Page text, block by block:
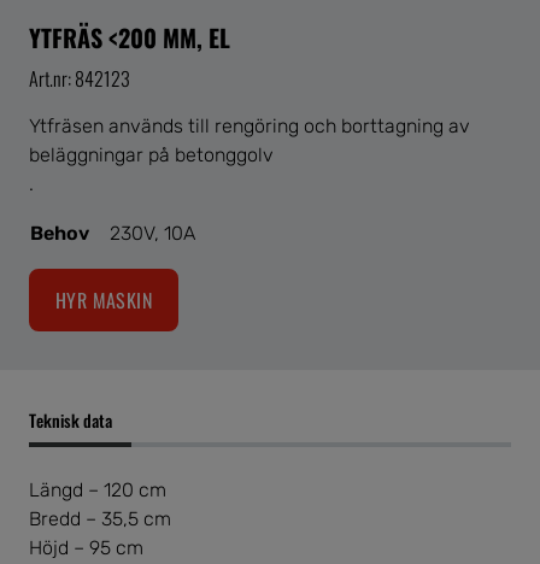
YTFRÄS <200 MM, EL
Art.nr: 842123
Ytfräsen används till rengöring och borttagning av
beläggningar på betonggolv
.
Behov 230V, 10A
HYR MASKIN
Teknisk data
Längd – 120 cm
Bredd – 35,5 cm
Höjd – 95 cm